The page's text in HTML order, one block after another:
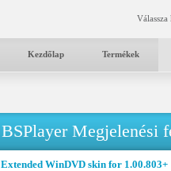
Kezdőlap Termékek
BSPlayer Megjelenési
Extended WinDVD skin for 1.00.803+